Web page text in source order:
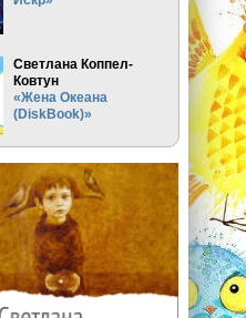
Светлана Коппел-
Ковтун
«Жена Океана
(DiskBook)»